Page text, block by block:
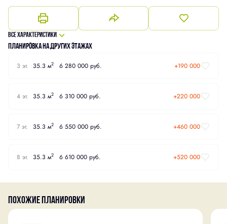
Все характеристики
Планировка на других этажах
3 эт. 35.3 м2 6 280 000 руб. +190 000
4 эт. 35.3 м2 6 310 000 руб. +220 000
7 эт. 35.3 м2 6 550 000 руб. +460 000
8 эт. 35.3 м2 6 610 000 руб. +520 000
Похожие планировки